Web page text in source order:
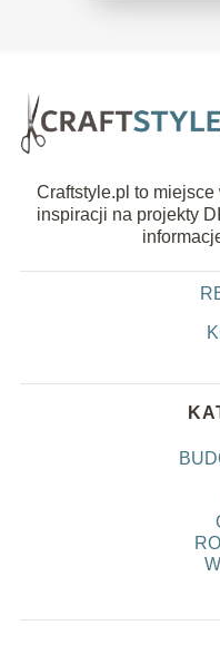
Craftstyle.pl to
inspiracji na projekty